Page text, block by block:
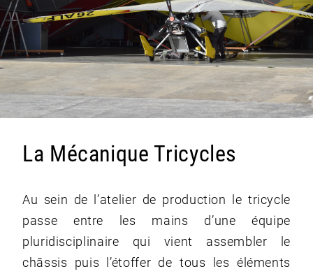
La Mécanique Tricycles
Au sein de l’atelier de production le tricycle
passe entre les mains d’une équipe
pluridisciplinaire qui vient assembler le
châssis puis l’étoffer de tous les éléments